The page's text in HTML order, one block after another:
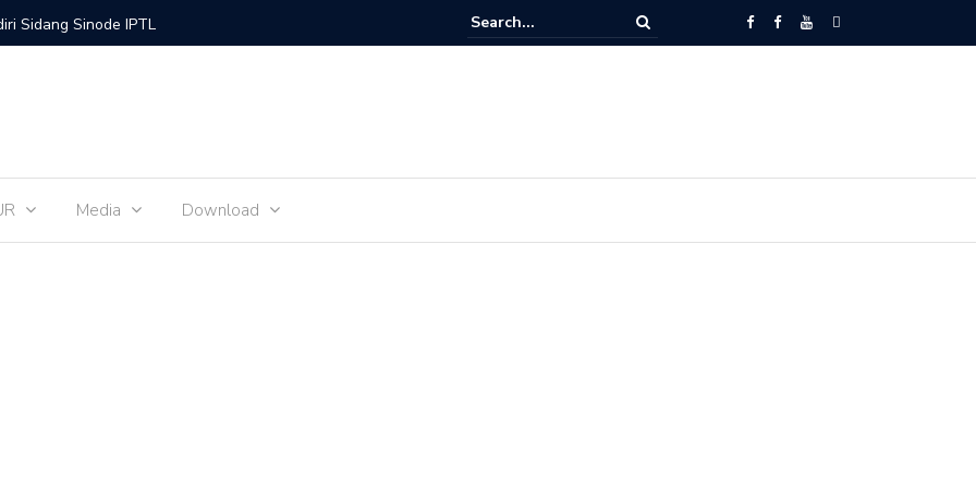
Sidang Sinode IPTL
F. H. Tahey-Biaf, sekaligus Syukur HUT Jemaat
Media Download